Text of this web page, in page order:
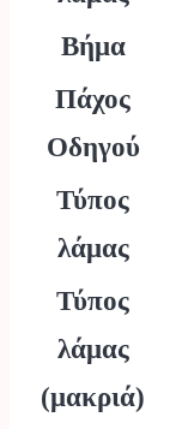
Βήμα
Πάχος
Οδηγού
Τύπος
λάμας
Τύπος
λάμας
(μακριά)